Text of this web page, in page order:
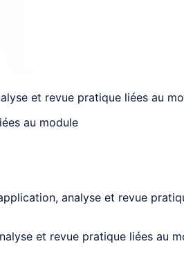
et revue pratique liées au
au module
analyse et revue
et revue pratique liées au